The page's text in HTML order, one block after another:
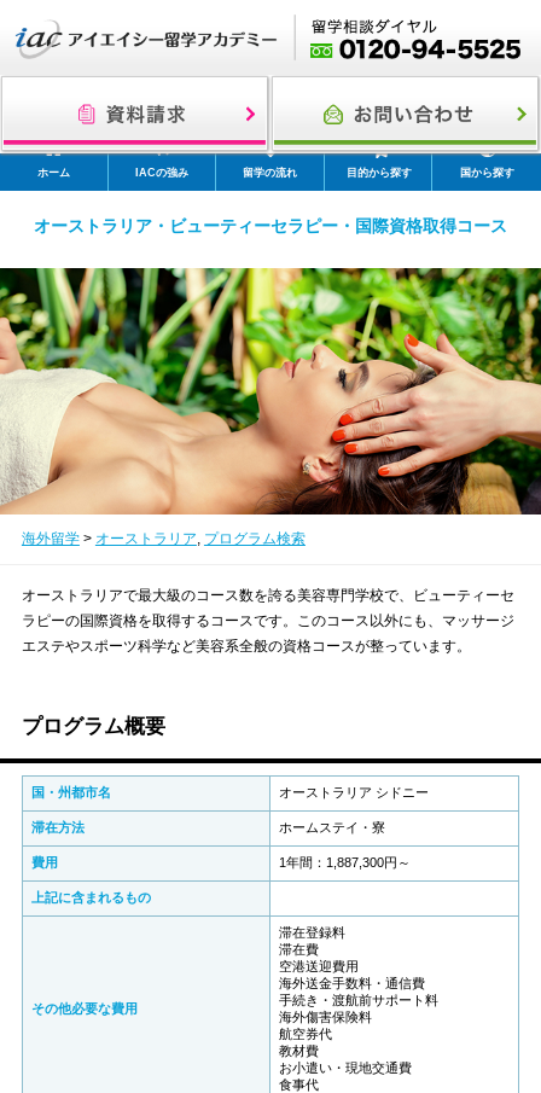
ホーム IACの強み 留学の流れ 目的から探す 国から探す
オーストラリア・ビューティーセラピー・国際資格取得コース
海外留学> オーストラリア プログラム検索
オーストラリアで最大級のコース数を誇る美容専門学校で、ビューティーセ
ラピーの国際資格を取得するコースです。このコース以外にも、マッサージ
エステやスポーツ科学など美容系全般の資格コースが整っています。
プログラム概要
国・州都市名 オーストラリア シドニー
滞在方法 ホームステイ・寮
費用 1年間：1,887,300円～
上記に含まれるもの
その他必要な費用
滞在登録料
滞在費
空港送迎費用
海外送金手数料・通信費
手続き・渡航前サポート料
海外傷害保険料
航空券代
教材費
お小遣い・現地交通費
食事代